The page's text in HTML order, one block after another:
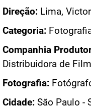
Direção: Lima, Victor
Categoria:
Companhia
Distribuidora de
Fotografia:
Cidade: São Paulo -